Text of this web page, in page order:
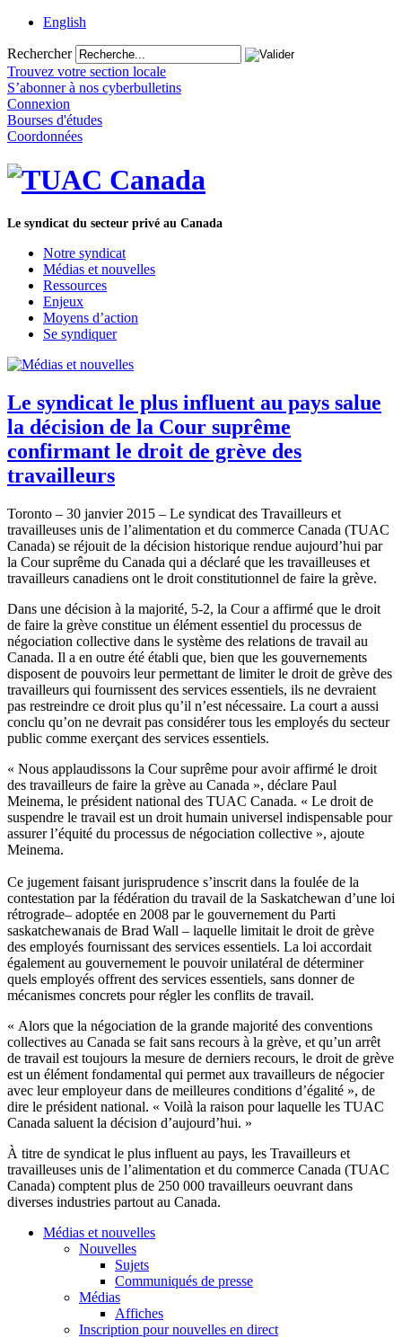
English
Rechercher
Trouvez votre section locale
S’abonner à nos cyberbulletins
Connexion
Bourses d'études
Coordonnées
Le syndicat du secteur privé au Canada
Notre syndicat
Médias et nouvelles
Ressources
Enjeux
Moyens d’action
Se syndiquer
Le syndicat le plus influent au pays salue
la décision de la Cour suprême
confirmant le droit de grève des
travailleurs
Toronto – 30 janvier 2015 – Le syndicat des Travailleurs et
travailleuses unis de l’alimentation et du commerce Canada (TUAC
Canada) se réjouit de la décision historique rendue aujourd’hui par
la Cour suprême du Canada qui a déclaré que les travailleuses et
travailleurs canadiens ont le droit constitutionnel de faire la grève.
Dans une décision à la majorité, 5-2, la Cour a affirmé que le droit
de faire la grève constitue un élément essentiel du processus de
négociation collective dans le système des relations de travail au
Canada. Il a en outre été établi que, bien que les gouvernements
disposent de pouvoirs leur permettant de limiter le droit de grève des
travailleurs qui fournissent des services essentiels, ils ne devraient
pas restreindre ce droit plus qu’il n’est nécessaire. La court a aussi
conclu qu’on ne devrait pas considérer tous les employés du secteur
public comme exerçant des services essentiels.
« Nous applaudissons la Cour suprême pour avoir affirmé le droit
des travailleurs de faire la grève au Canada », déclare Paul
Meinema, le président national des TUAC Canada. « Le droit de
suspendre le travail est un droit humain universel indispensable pour
assurer l’équité du processus de négociation collective », ajoute
Meinema.
Ce jugement faisant jurisprudence s’inscrit dans la foulée de la
contestation par la fédération du travail de la Saskatchewan d’une loi
rétrograde– adoptée en 2008 par le gouvernement du Parti
saskatchewanais de Brad Wall – laquelle limitait le droit de grève
des employés fournissant des services essentiels. La loi accordait
également au gouvernement le pouvoir unilatéral de déterminer
quels employés offrent des services essentiels, sans donner de
mécanismes concrets pour régler les conflits de travail.
« Alors que la négociation de la grande majorité des conventions
collectives au Canada se fait sans recours à la grève, et qu’un arrêt
de travail est toujours la mesure de derniers recours, le droit de grève
est un élément fondamental qui permet aux travailleurs de négocier
avec leur employeur dans de meilleures conditions d’égalité », de
dire le président national. « Voilà la raison pour laquelle les TUAC
Canada saluent la décision d’aujourd’hui. »
À titre de syndicat le plus influent au pays, les Travailleurs et
travailleuses unis de l’alimentation et du commerce Canada (TUAC
Canada) comptent plus de 250 000 travailleurs oeuvrant dans
diverses industries partout au Canada.
Médias et nouvelles
Nouvelles
Sujets
Communiqués de presse
Médias
Affiches
Inscription pour nouvelles en direct